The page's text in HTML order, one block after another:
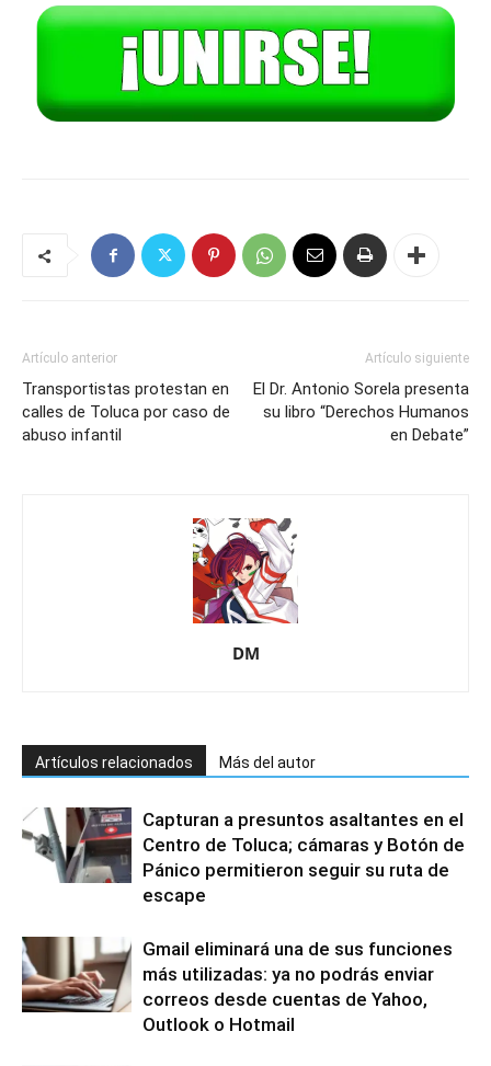
Artículo anterior
Transportistas protestan en
calles de Toluca por caso de
abuso infantil
Artículo siguiente
El Dr. Antonio Sorela presenta
su libro “Derechos Humanos
en Debate”
DM
Artículos relacionados Más del autor
Capturan a presuntos asaltantes en el
Centro de Toluca; cámaras y Botón de
Pánico permitieron seguir su ruta de
escape
Gmail eliminará una de sus funciones
más utilizadas: ya no podrás enviar
correos desde cuentas de Yahoo,
Outlook o Hotmail